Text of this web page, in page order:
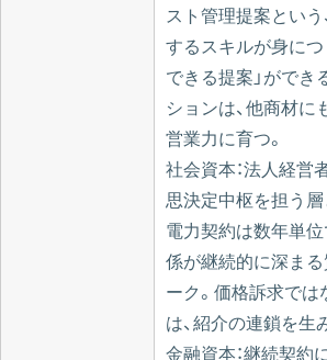
スト管理提案という
するスキルが身につ
できる提案」ができ
ションは、他商材に
営業力に育つ。
社会資本：法人経営
思決定中枢を担う層
電力契約は数年単位
係が継続的に深ま
ーク。価格訴求で
は、紹介の連鎖を生
金融資本：継続契約